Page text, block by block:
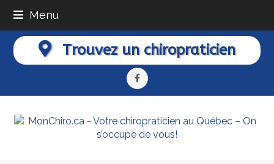
Menu
Trouvez un chiropraticien
Facebook